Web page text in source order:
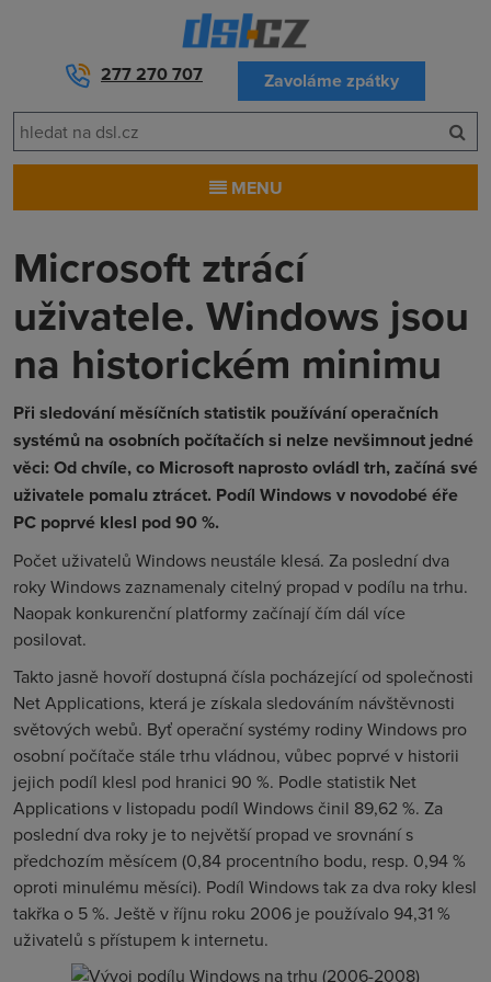
277 270 707 Zavoláme zpátky
MENU
Microsoft ztrácí
uživatele. Windows jsou
na historickém minimu
Při sledování měsíčních statistik používání operačních
systémů na osobních počítačích si nelze nevšimnout jedné
věci: Od chvíle, co Microsoft naprosto ovládl trh, začíná své
uživatele pomalu ztrácet. Podíl Windows v novodobé éře
PC poprvé klesl pod 90 %.
Počet uživatelů Windows neustále klesá. Za poslední dva
roky Windows zaznamenaly citelný propad v podílu na trhu.
Naopak konkurenční platformy začínají čím dál více
posilovat.
Takto jasně hovoří dostupná čísla pocházející od společnosti
Net Applications, která je získala sledováním návštěvnosti
světových webů. Byť operační systémy rodiny Windows pro
osobní počítače stále trhu vládnou, vůbec poprvé v historii
jejich podíl klesl pod hranici 90 %. Podle statistik Net
Applications v listopadu podíl Windows činil 89,62 %. Za
poslední dva roky je to největší propad ve srovnání s
předchozím měsícem (0,84 procentního bodu, resp. 0,94 %
oproti minulému měsíci). Podíl Windows tak za dva roky klesl
takřka o 5 %. Ještě v říjnu roku 2006 je používalo 94,31 %
uživatelů s přístupem k internetu.